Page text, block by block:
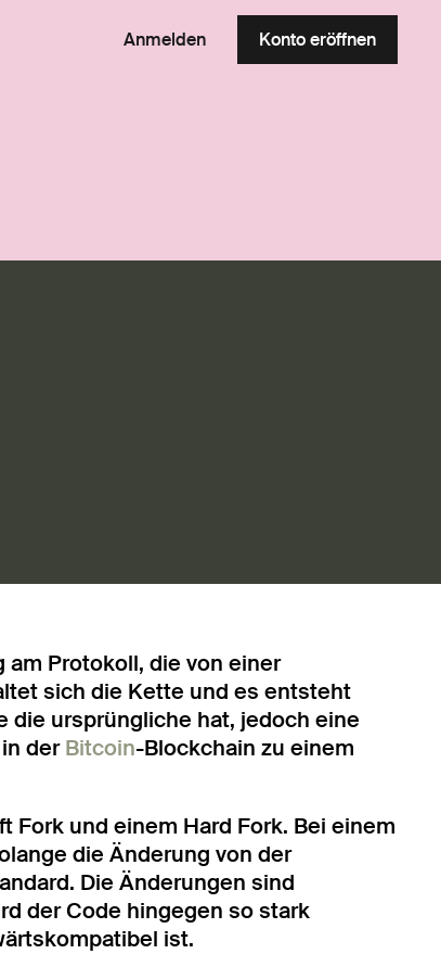
Anmelden Konto eröffnen
am Protokoll, die von einer
sich die Kette und es entsteht
die ursprüngliche hat, jedoch eine
derBitcoin-Blockchain zu einem
und einem Hard Fork. Bei einem
die Änderung von der
Die Änderungen sind
der Code hingegen so stark
ist.